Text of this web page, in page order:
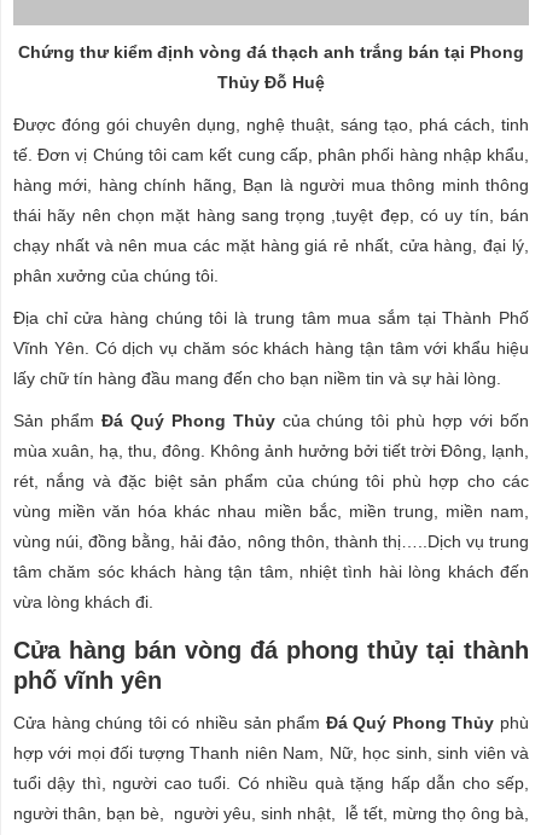
Chứng thư kiểm định vòng đá thạch anh trắng bán tại Phong
Thủy Đỗ Huệ
Được đóng gói chuyên dụng, nghệ thuật, sáng tạo, phá cách, tinh
tế. Đơn vị Chúng tôi cam kết cung cấp, phân phối hàng nhập khẩu,
hàng mới, hàng chính hãng, Bạn là người mua thông minh thông
thái hãy nên chọn mặt hàng sang trọng ,tuyệt đẹp, có uy tín, bán
chạy nhất và nên mua các mặt hàng giá rẻ nhất, cửa hàng, đại lý,
phân xưởng của chúng tôi.
Địa chỉ cửa hàng chúng tôi là trung tâm mua sắm tại Thành Phố
Vĩnh Yên. Có dịch vụ chăm sóc khách hàng tận tâm với khẩu hiệu
lấy chữ tín hàng đầu mang đến cho bạn niềm tin và sự hài lòng.
Sản phẩm Đá Quý Phong Thủycủa chúng tôi phù hợp với bốn
mùa xuân, hạ, thu, đông. Không ảnh hưởng bởi tiết trời Đông, lạnh,
rét, nắng và đặc biệt sản phẩm của chúng tôi phù hợp cho các
vùng miền văn hóa khác nhau miền bắc, miền trung, miền nam,
vùng núi, đồng bằng, hải đảo, nông thôn, thành thị…..Dịch vụ trung
tâm chăm sóc khách hàng tận tâm, nhiệt tình hài lòng khách đến
vừa lòng khách đi.
Cửa hàng bán vòng đá phong thủy tại thành
phố vĩnh yên
Cửa hàng chúng tôi có nhiều sản phẩm Đá Quý Phong Thủy phù
hợp với mọi đối tượng Thanh niên Nam, Nữ, học sinh, sinh viên và
tuổi dậy thì, người cao tuổi. Có nhiều quà tặng hấp dẫn cho sếp,
người thân, bạn bè, người yêu, sinh nhật, lễ tết, mừng thọ ông bà,